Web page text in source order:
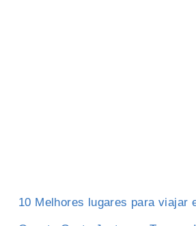
10 Melhores lugares para viajar